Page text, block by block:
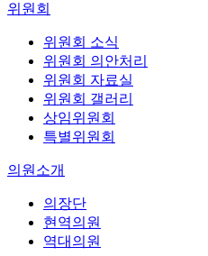
위원회
위원회 소식
위원회 의안처리
위원회 자료실
위원회 갤러리
상임위원회
특별위원회
의원소개
의장단
현역의원
역대의원